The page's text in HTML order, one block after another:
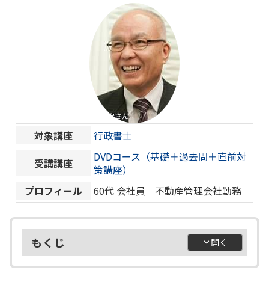
対象講座
行政書士
受講講座
DVDコース（基礎＋過去問＋直前対
策講座）
プロフィール
60代 会社員 不動産管理会社勤務
もくじ